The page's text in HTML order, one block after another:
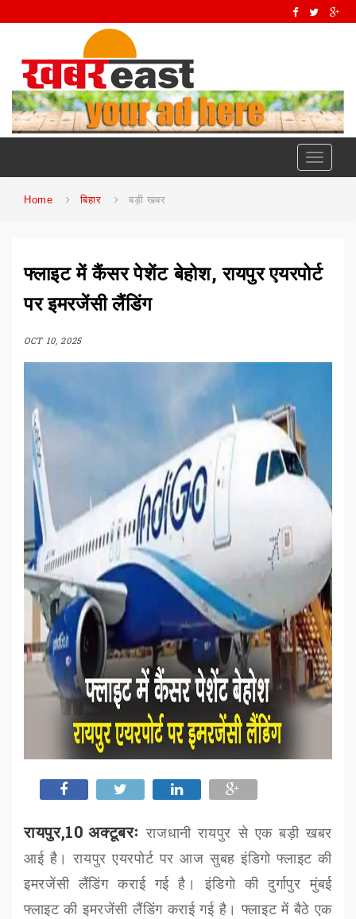
Toggle
Home बिहार बड़ी खबर
फ्लाइट में कैंसर पेशेंट बेहोश, रायपुर एयरपोर्ट
पर इमरजेंसी लैंडिंग
OCT 10, 2025
रायपुर,10 अक्टूबरः राजधानी रायपुर से एक बड़ी खबर
आई है। रायपुर एयरपोर्ट पर आज सुबह इंडिगो फ्लाइट की
इमरजेंसी लैंडिंग कराई गई है। इंडिगो की दुर्गापुर मुंबई
फ्लाइट की इमरजेंसी लैंडिंग कराई गई है। फ्लाइट में बैठे एक